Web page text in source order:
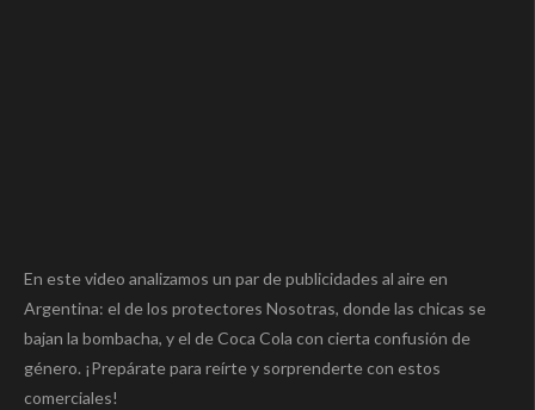
En este video analizamos un par de publicidades al aire en
Argentina: el de los protectores Nosotras, donde las chicas se
bajan la bombacha, y el de Coca Cola con cierta confusión de
género. ¡Prepárate para reírte y sorprenderte con estos
comerciales!